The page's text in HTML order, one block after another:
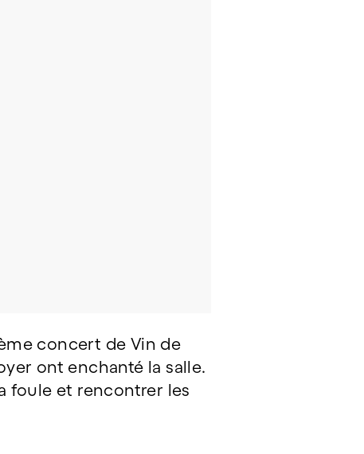
concert de Vin de
ont enchanté la salle.
foule et rencontrer les